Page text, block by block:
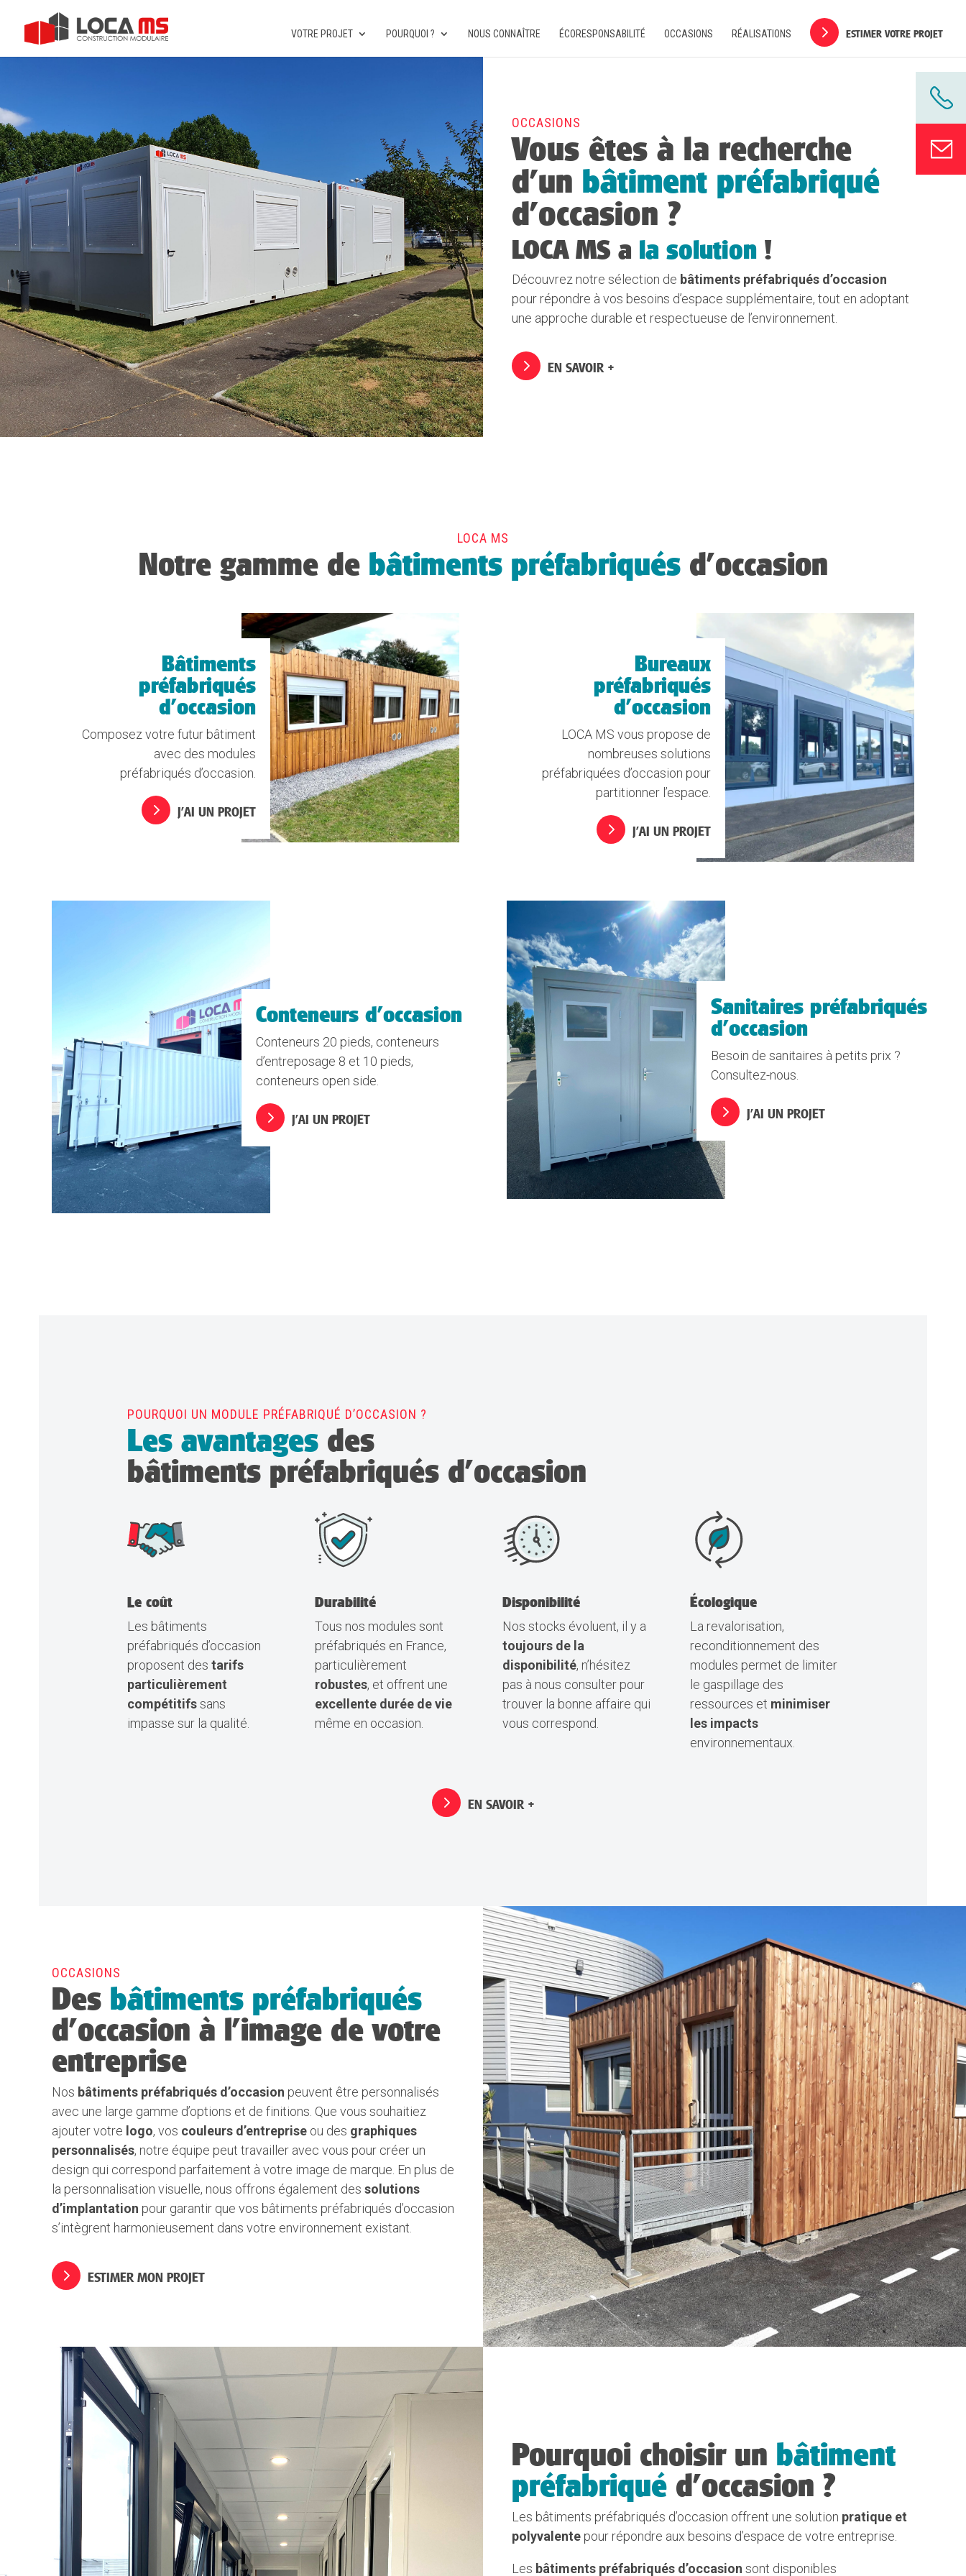
VOTRE PROJET POURQUOI ? NOUS CONNAÎTRE ÉCORESPONSABILITÉ OCCASIONS RÉALISATIONS ESTIMER VOTRE PROJET
OCCASIONS
Vous êtes à la recherche
d’un bâtiment préfabriqué
d’occasion ?
LOCA MS a la solution !
Découvrez notre sélection de bâtiments préfabriqués d’occasion
pour répondre à vos besoins d’espace supplémentaire, tout en adoptant
une approche durable et respectueuse de l’environnement.
EN SAVOIR +
LOCA MS
Notre gamme de bâtiments préfabriqués d’occasion
Bâtiments
préfabriqués
d'occasion
Composez votre futur bâtiment
avec des modules
préfabriqués d’occasion.
J’AI UN PROJET
Bureaux
préfabriqués
d'occasion
LOCA MS vous propose de
nombreuses solutions
préfabriquées d’occasion pour
partitionner l’espace.
J’AI UN PROJET
Conteneurs d'occasion
Conteneurs 20 pieds, conteneurs
d’entreposage 8 et 10 pieds,
conteneurs open side.
J’AI UN PROJET
Sanitaires préfabriqués
d'occasion
Besoin de sanitaires à petits prix ?
Consultez-nous.
J’AI UN PROJET
POURQUOI UN MODULE PRÉFABRIQUÉ D’OCCASION ?
Les avantages des
bâtiments préfabriqués d’occasion
Le coût
Les bâtiments
préfabriqués d’occasion
proposent destarifs
particulièrement
compétitifssans
impasse sur la qualité.
Durabilité
Tous nos modules sont
préfabriqués en France,
particulièrement
robustes, et offrent une
excellente durée de vie
même en occasion.
Disponibilité
Nos stocks évoluent, il y a
toujours de la
disponibilité, n’hésitez
pas à nous consulter pour
trouver la bonne affaire qui
vous correspond.
Écologique
La revalorisation,
reconditionnement des
modules permet de limiter
le gaspillage des
ressources et minimiser
les impacts
environnementaux.
EN SAVOIR +
OCCASIONS
Des bâtiments préfabriqués
d’occasion à l’image de votre
entreprise
Nos bâtiments préfabriqués d’occasion peuvent être personnalisés
avec une large gamme d’options et de finitions. Que vous souhaitiez
ajouter votre logo, vos couleurs d’entreprise ou des graphiques
personnalisés, notre équipe peut travailler avec vous pour créer un
design qui correspond parfaitement à votre image de marque. En plus de
la personnalisation visuelle, nous offrons également des solutions
d’implantation pour garantir que vos bâtiments préfabriqués d’occasion
s’intègrent harmonieusement dans votre environnement existant.
ESTIMER MON PROJET
Pourquoi choisir un bâtiment
préfabriqué d’occasion ?
Les bâtiments préfabriqués d’occasion offrent une solution pratique et
polyvalente pour répondre aux besoins d’espace de votre entreprise.
Les bâtiments préfabriqués d’occasion sont disponibles